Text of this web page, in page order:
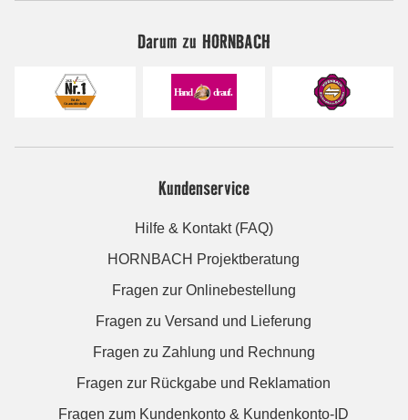
Darum zu HORNBACH
Kundenservice
Hilfe & Kontakt (FAQ)
HORNBACH Projektberatung
Fragen zur Onlinebestellung
Fragen zu Versand und Lieferung
Fragen zu Zahlung und Rechnung
Fragen zur Rückgabe und Reklamation
Fragen zum Kundenkonto & Kundenkonto-ID